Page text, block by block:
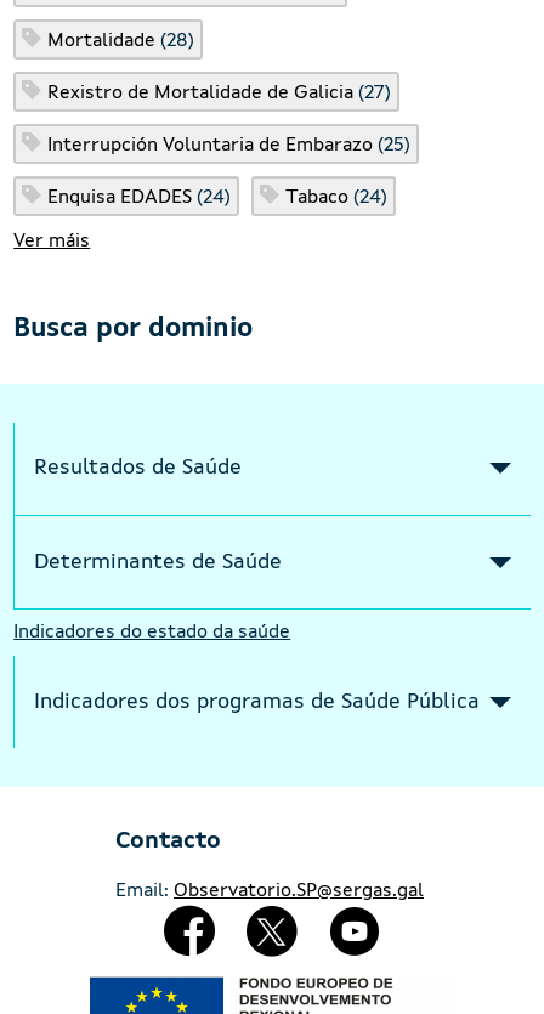
Mortalidade (28)
Rexistro de Mortalidade de Galicia (27)
Interrupción Voluntaria de Embarazo (25)
Enquisa EDADES (24) Tabaco (24)
Ver máis
Busca por dominio
Resultados de Saúde
Determinantes de Saúde
Indicadores do estado da saúde
Indicadores dos programas de Saúde Pública
Contacto
Email: Observatorio.SP@sergas.gal
Redes Sociales